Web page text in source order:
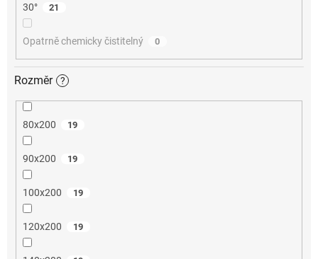
30° 21
Opatrně chemicky čistitelný 0
Rozměr ?
80x200 19
90x200 19
100x200 19
120x200 19